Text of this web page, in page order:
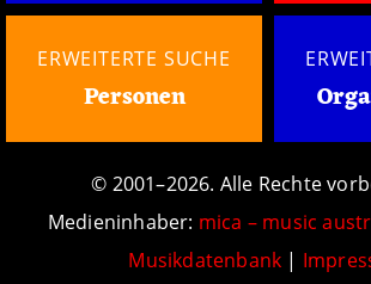
ERWEITERTE SUCHE
Personen
© 2001–2026. Alle Rechte
Medieninhaber: mica – music
Musikdatenbank |